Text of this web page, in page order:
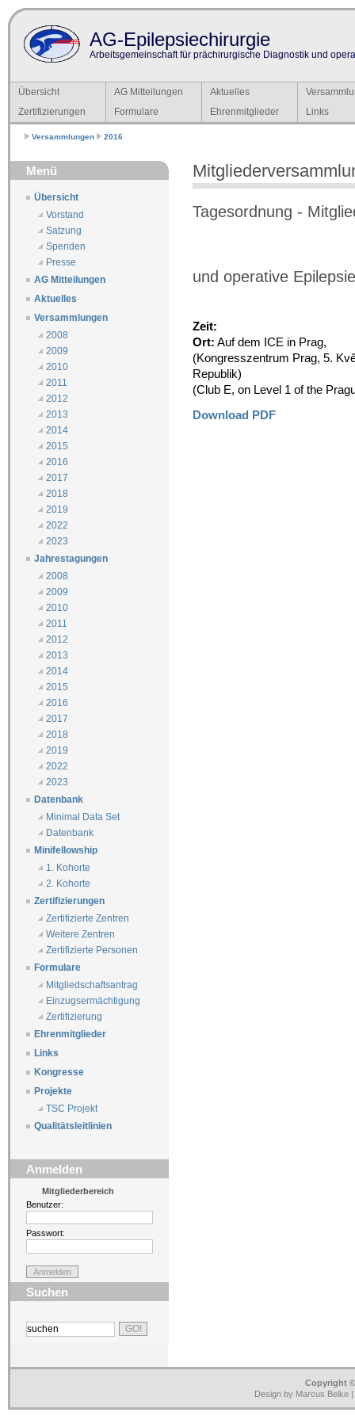
AG-Epilepsiechirurgie
Arbeitsgemeinschaft für prächirurgische Diagnostik und
Übersicht AG Mitteilungen Aktuelles
Zertifizierungen
Formulare Ehrenmitglieder Links
Versammlungen 2016
Menü
Übersicht
Vorstand
Satzung
Spenden
Presse
AG Mitteilungen
Aktuelles
Versammlungen
2008
2009
2010
2011
2012
2013
2014
2015
2016
2017
2018
2019
2022
2023
Jahrestagungen
2008
2009
2010
2011
2012
2013
2014
2015
2016
2017
2018
2019
2022
2023
Datenbank
Minimal Data Set
Datenbank
Minifellowship
1. Kohorte
2. Kohorte
Zertifizierungen
Zertifizierte Zentren
Weitere Zentren
Zertifizierte Personen
Formulare
Mitgliedschaftsantrag
Einzugsermächtigung
Zertifizierung
Ehrenmitglieder
Links
Kongresse
Projekte
TSC Projekt
Qualitätsleitlinien
Anmelden
Mitgliederbereich
Benutzer:
Passwort:
Suchen
Tagesordnung -
und operative
Zeit:
Ort: Auf dem ICE in Prag,
(Kongresszentrum Prag, 5.
Republik)
(Club E, on Level 1 of the
Download PDF
Copyright
Design by Marcus Belke